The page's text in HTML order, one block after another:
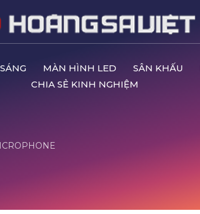
MÀN HÌNH LED SÂN KHẤU
CHIA SẺ KINH NGHIỆM